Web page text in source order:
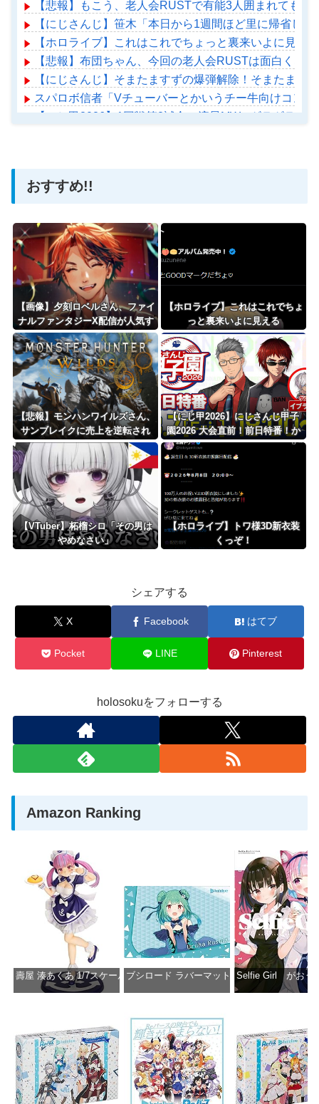
【悲報】もこう、老人会RUSTで有能3人囲まれても腫
【にじさんじ】笹木「本日から1週間ほど里に帰省し
【ホロライブ】これはこれでちょっと裏来いよに見える
【悲報】布団ちゃん、今回の老人会RUSTは面白くな
【にじさんじ】そまたますずの爆弾解除！そまたま大
スパロボ信者「Vチューバーとかいうチー牛向けコン
【にじ甲2026】1回戦第2試合：流星MW - ギラギラホ
おすすめ!!
【画像】夕刻ロベルさん、ファイ
ナルファンタジーX配信が人気す
ぎるｗｗｗｗｗｗｗｗｗｗ
【ホロライブ】これはこれでちょ
っと裏来いよに見える
【悲報】モンハンワイルズさん、
サンブレイクに売上を逆転され
る……
【にじ甲2026】にじさんじ甲子
園2026 大会直前！前日特番！か
なり潰し合い起きそうなトナメに
なったな
【VTuber】柘榴シロ「その男は
やめなさい」
【ホロライブ】トワ様3D新衣装
くっぞ！
シェアする
X Facebook はてブ
Pocket LINE Pinterest
holosokuをフォローする
Amazon Ranking
壽屋 湊あくあ 1/7スケール PVC製 塗装済み完成品フィギュア PP942
ブシロード ラバーマットコレクション
Selfie Girl がおう